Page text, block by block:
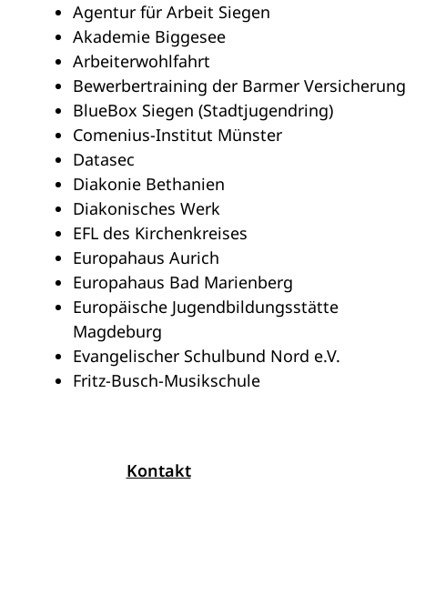
Agentur für Arbeit Siegen
Akademie Biggesee
Arbeiterwohlfahrt
Bewerbertraining der Barmer Versicherung
BlueBox Siegen (Stadtjugendring)
Comenius-Institut Münster
Datasec
Diakonie Bethanien
Diakonisches Werk
EFL des Kirchenkreises
Europahaus Aurich
Europahaus Bad Marienberg
Europäische Jugendbildungsstätte
Magdeburg
Evangelischer Schulbund Nord e.V.
Fritz-Busch-Musikschule
Kontakt